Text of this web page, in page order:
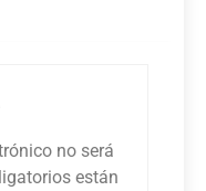
no será
están